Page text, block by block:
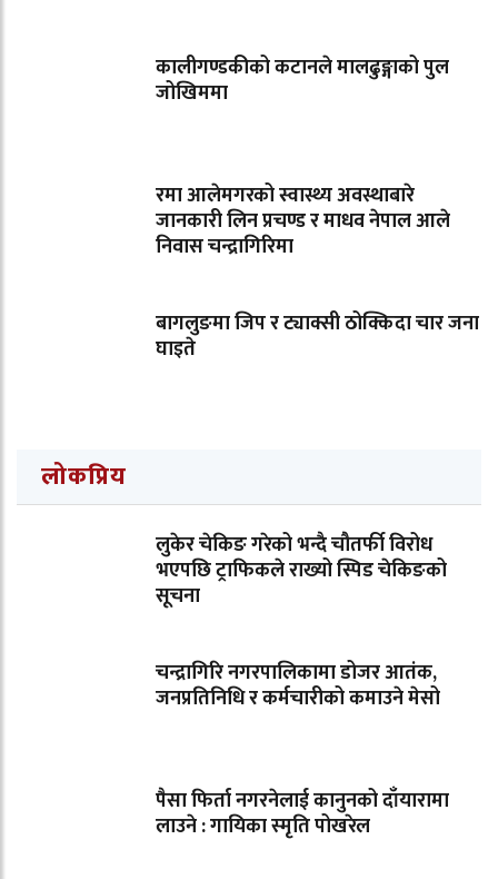
कालीगण्डकीको कटानले मालढुङ्गाको पुल
जोखिममा
रमा आलेमगरको स्वास्थ्य अवस्थाबारे
जानकारी लिन प्रचण्ड र माधव नेपाल आले
निवास चन्द्रागिरिमा
बागलुङमा जिप र ट्याक्सी ठोक्किदा चार जना
घाइते
लोकप्रिय
लुकेर चेकिङ गरेको भन्दै चौतर्फी विरोध
भएपछि ट्राफिकले राख्यो स्पिड चेकिङको
सूचना
चन्द्रागिरि नगरपालिकामा डोजर आतंक,
जनप्रतिनिधि र कर्मचारीको कमाउने मेसो
पैसा फिर्ता नगरनेलाई कानुनको दाँयारामा
लाउने : गायिका स्‍मृति पोखरेल